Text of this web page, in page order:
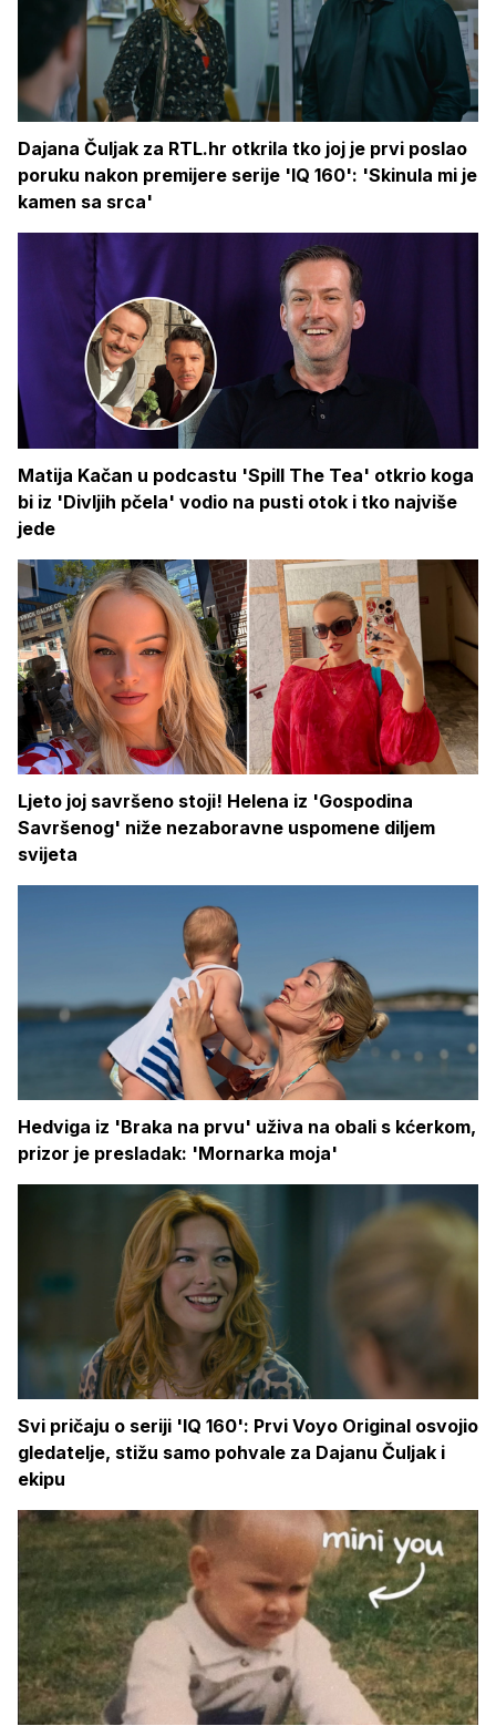
Dajana Čuljak za RTL.hr otkrila tko joj je prvi poslao
poruku nakon premijere serije 'IQ 160': 'Skinula mi je
kamen sa srca'
Matija Kačan u podcastu 'Spill The Tea' otkrio koga
bi iz 'Divljih pčela' vodio na pusti otok i tko najviše
jede
Ljeto joj savršeno stoji! Helena iz 'Gospodina
Savršenog' niže nezaboravne uspomene diljem
svijeta
Hedviga iz 'Braka na prvu' uživa na obali s kćerkom,
prizor je presladak: 'Mornarka moja'
Svi pričaju o seriji 'IQ 160': Prvi Voyo Original osvojio
gledatelje, stižu samo pohvale za Dajanu Čuljak i
ekipu